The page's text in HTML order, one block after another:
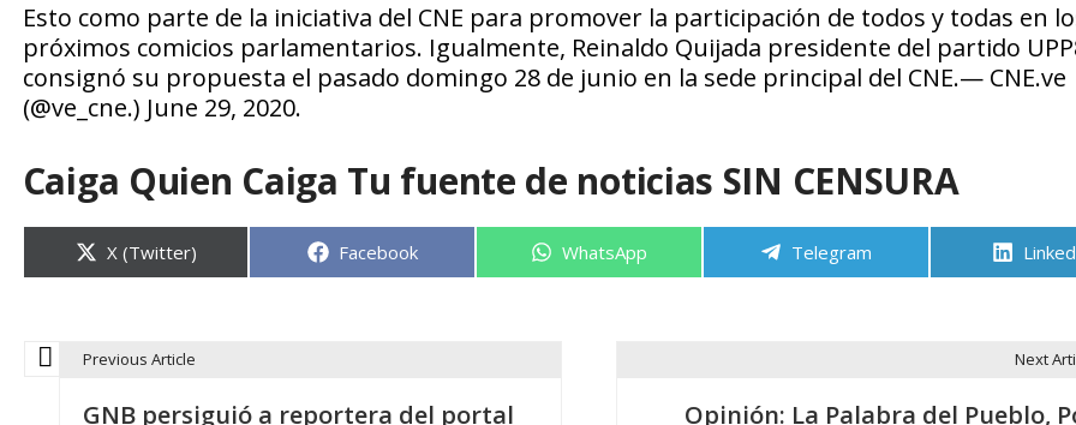
Esto como parte de la iniciativa del CNE para promover la participación de todos y todas en
próximos comicios parlamentarios. Igualmente, Reinaldo Quijada presidente del partido
consignó su propuesta el pasado domingo 28 de junio en la sede principal del CNE.— CNE.ve
(@ve_cne.) June 29, 2020.
Caiga Quien Caiga Tu fuente de noticias SIN CENSURA
Compartir
en
X (Twitter) Compartir
Facebook Compartir
WhatsApp Compartir
Telegram
Previous Article
GNB persiguió a reportera del portal
Next
Opinión: La Palabra del Pueblo,